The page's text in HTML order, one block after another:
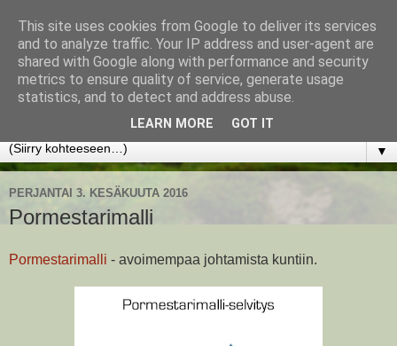
www.jyrkikokko.fi
Uusi Suunta - Jokainen hetki tarjoaa tilaisuuden muuttaa
▼
PERJANTAI 3. KESÄKUUTA 2016
Pormestarimalli
Pormestarimalli - avoimempaa johtamista kuntiin.
This site uses cookies from Google to deliver its services
and to analyze traffic. Your IP address and user-agent are
shared with Google along with performance and security
metrics to ensure quality of service, generate usage
statistics, and to detect and address abuse.
LEARN MORE GOT IT